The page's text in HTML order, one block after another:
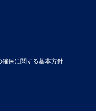
保に関する基本方針